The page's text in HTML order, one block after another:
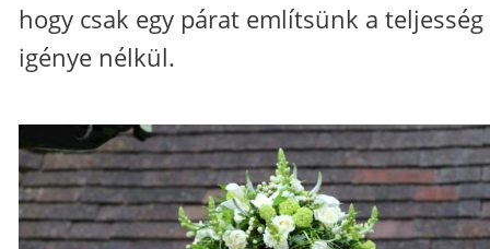
hogy csak egy párat említsünk a teljesség
igénye nélkül.